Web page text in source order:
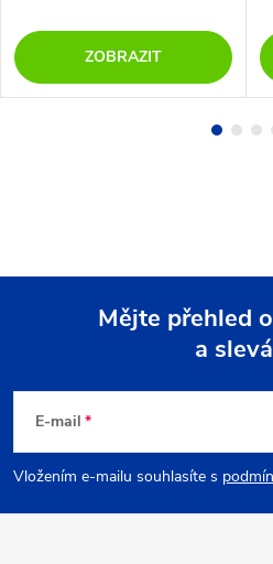
ZOBRAZIT
p
Mějte přehled
a
E-mail
Vložením e-mailu souhlasíte s